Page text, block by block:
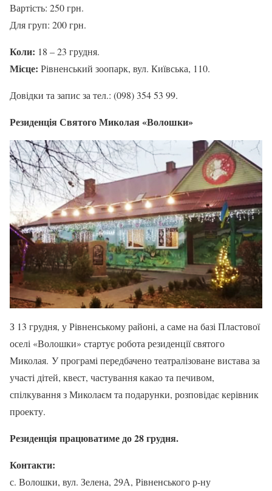
Вартість: 250 грн.
Для груп: 200 грн.
Коли: 18 – 23 грудня.
Місце: Рівненський зоопарк, вул. Київська, 110.
Довідки та запис за тел.: (098) 354 53 99.
Резиденція Святого Миколая «Волошки»
З 13 грудня, у Рівненському районі, а саме на базі Пластової
оселі «Волошки» стартує робота резиденції святого
Миколая. У програмі передбачено театралізоване вистава за
участі дітей, квест, частування какао та печивом,
спілкування з Миколаєм та подарунки, розповідає керівник
проекту.
Резиденція працюватиме до 28 грудня.
Контакти:
с. Волошки, вул. Зелена, 29А, Рівненського р-ну